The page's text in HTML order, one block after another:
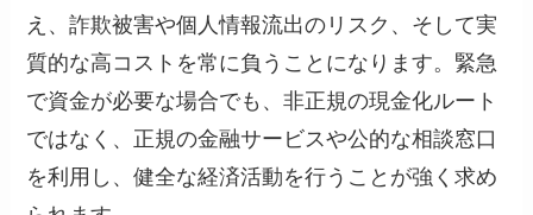
え、詐欺被害や個人情報流出のリスク、そして実
質的な高コストを常に負うことになります。緊急
で資金が必要な場合でも、非正規の現金化ルート
ではなく、正規の金融サービスや公的な相談窓口
を利用し、健全な経済活動を行うことが強く求め